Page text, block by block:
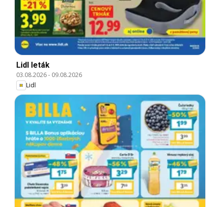
Lidl leták
03.08.2026- 09.08.2026
Lidl